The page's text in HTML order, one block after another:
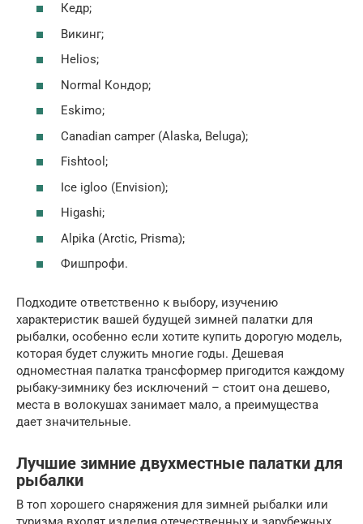
Кедр;
Викинг;
Helios;
Normal Кондор;
Eskimo;
Canadian camper (Alaska, Beluga);
Fishtool;
Ice igloo (Envision);
Higashi;
Alpika (Arctic, Prisma);
Фишпрофи.
Подходите ответственно к выбору, изучению
характеристик вашей будущей зимней палатки для
рыбалки, особенно если хотите купить дорогую модель,
которая будет служить многие годы. Дешевая
одноместная палатка трансформер пригодится каждому
рыбаку-зимнику без исключений – стоит она дешево,
места в волокушах занимает мало, а преимущества
дает значительные.
Лучшие зимние двухместные палатки для
рыбалки
В топ хорошего снаряжения для зимней рыбалки или